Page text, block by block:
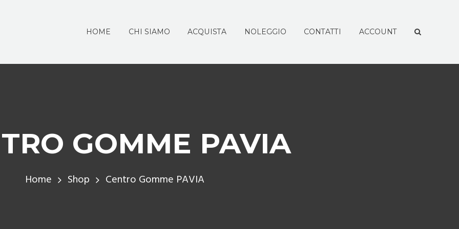
HOME CHI SIAMO ACQUISTA NOLEGGIO CONTATTI ACCOUNT
GOMME PAVIA
Home Shop Centro Gomme PAVIA